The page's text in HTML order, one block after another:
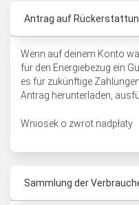
Antrag auf
Wenn auf deinem Konto
für den Energiebezug ein
es für zukünftige
Antrag herunterladen,
Wniosek o zwrot nadpłaty
Sammlung der